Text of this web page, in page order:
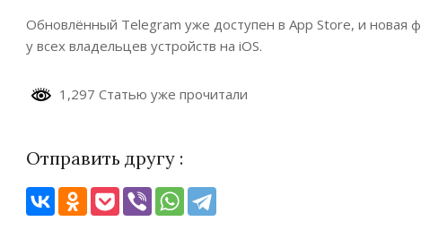
Обновлённый Telegram уже доступен в App Store, и новая
у всех владельцев устройств на iOS.
1,297 Статью уже прочитали
Отправить другу :